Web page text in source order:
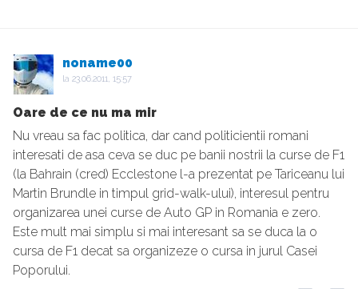
noname00
la 23.06.2011, 15:57
Oare de ce nu ma mir
Nu vreau sa fac politica, dar cand politicientii romani
interesati de asa ceva se duc pe banii nostrii la curse de F1
(la Bahrain (cred) Ecclestone l-a prezentat pe Tariceanu lui
Martin Brundle in timpul grid-walk-ului), interesul pentru
organizarea unei curse de Auto GP in Romania e zero.
Este mult mai simplu si mai interesant sa se duca la o
cursa de F1 decat sa organizeze o cursa in jurul Casei
Poporului.